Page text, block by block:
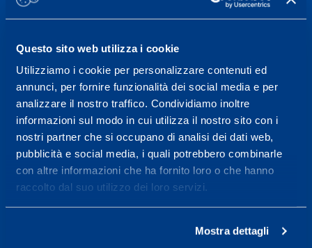
Questo sito web utilizza i cookie
Utilizziamo i cookie per personalizzare contenuti ed
annunci, per fornire funzionalità dei social media e per
analizzare il nostro traffico. Condividiamo inoltre
informazioni sul modo in cui utilizza il nostro sito con i
nostri partner che si occupano di analisi dei dati web,
pubblicità e social media, i quali potrebbero combinarle
con altre informazioni che ha fornito loro o che hanno
raccolto dal suo utilizzo dei loro servizi.
Mostra dettagli
Service center for high
performance and well-
being.
More informations
Services